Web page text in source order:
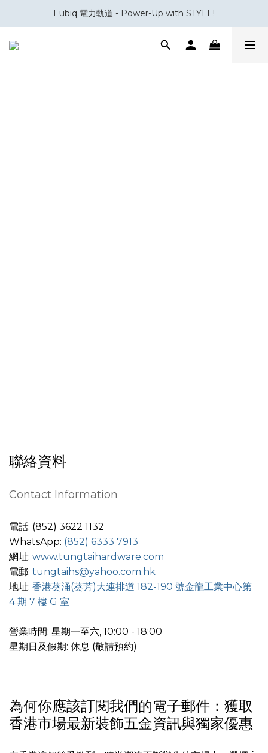
會員積分換領百佳 HK$50 購物禮券
Eubiq 電力軌道 - Power-Up with STYLE!
會員積分換領百佳 HK$50 購物禮券
聯絡資料
Contact Information
電話: (852) 3622 1132
WhatsApp: (852) 6333 7913
網址: www.tungtaihardware.com
電郵: tungtaihs@yahoo.com.hk
地址: 香港葵涌(葵芳)大連排道 182-190 號金龍工業中心第
4 期 7 樓 G 室
營業時間: 星期一至六, 10:00 - 18:00
星期日及假期: 休息 (敬請預約)
為何你應該訂閱我們的電子郵件：獲取
香港市場最新裝飾五金資訊與獨家優惠